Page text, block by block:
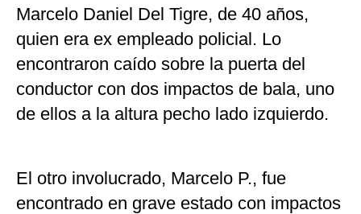
Marcelo Daniel Del Tigre, de 40 años,
quien era ex empleado policial. Lo
encontraron caído sobre la puerta del
conductor con dos impactos de bala, uno
de ellos a la altura pecho lado izquierdo.
El otro involucrado, Marcelo P., fue
encontrado en grave estado con impactos